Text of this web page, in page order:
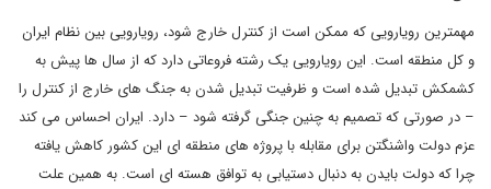
مهمترین رویارویی که ممکن است از کنترل خارج شود، رویارویی بین نظام ایران
و کل منطقه است. این رویارویی یک رشته فروعاتی دارد که از سال ها پیش به
کشمکش تبدیل شده است و ظرفیت تبدیل شدن به جنگ های خارج از کنترل را
– در صورتی که تصمیم به چنین جنگی گرفته شود – دارد. ایران احساس می کند
عزم دولت واشنگتن برای مقابله با پروژه های منطقه ای این کشور کاهش یافته
چرا که دولت بایدن به دنبال دستیابی به توافق هسته ای است. به همین علت